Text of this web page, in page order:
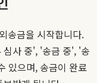
송금을 시작합니다.
심사 중', '송금 중', '송
있으며, 송금이 완료